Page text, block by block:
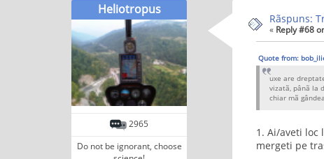
Heliotropus
2965
Do not be ignorant, choose
Rãspuns:
« Reply #68
Quote from:
uxe are
vizatã, pânã la
chiar mã
1. Ai/aveti loc
mergeti pe